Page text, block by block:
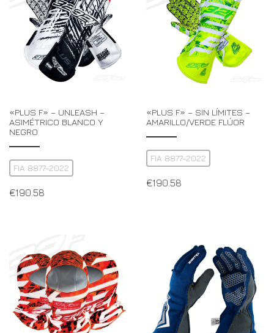
«PLUS F» – UNLEASH –
ASIMÉTRICO BLANCO Y
NEGRO
FIA 8877-2022
€190.58
«PLUS F» – SIN LÍMITES –
AMARILLO/VERDE FLÚOR
FIA 8877-2022
€190.58